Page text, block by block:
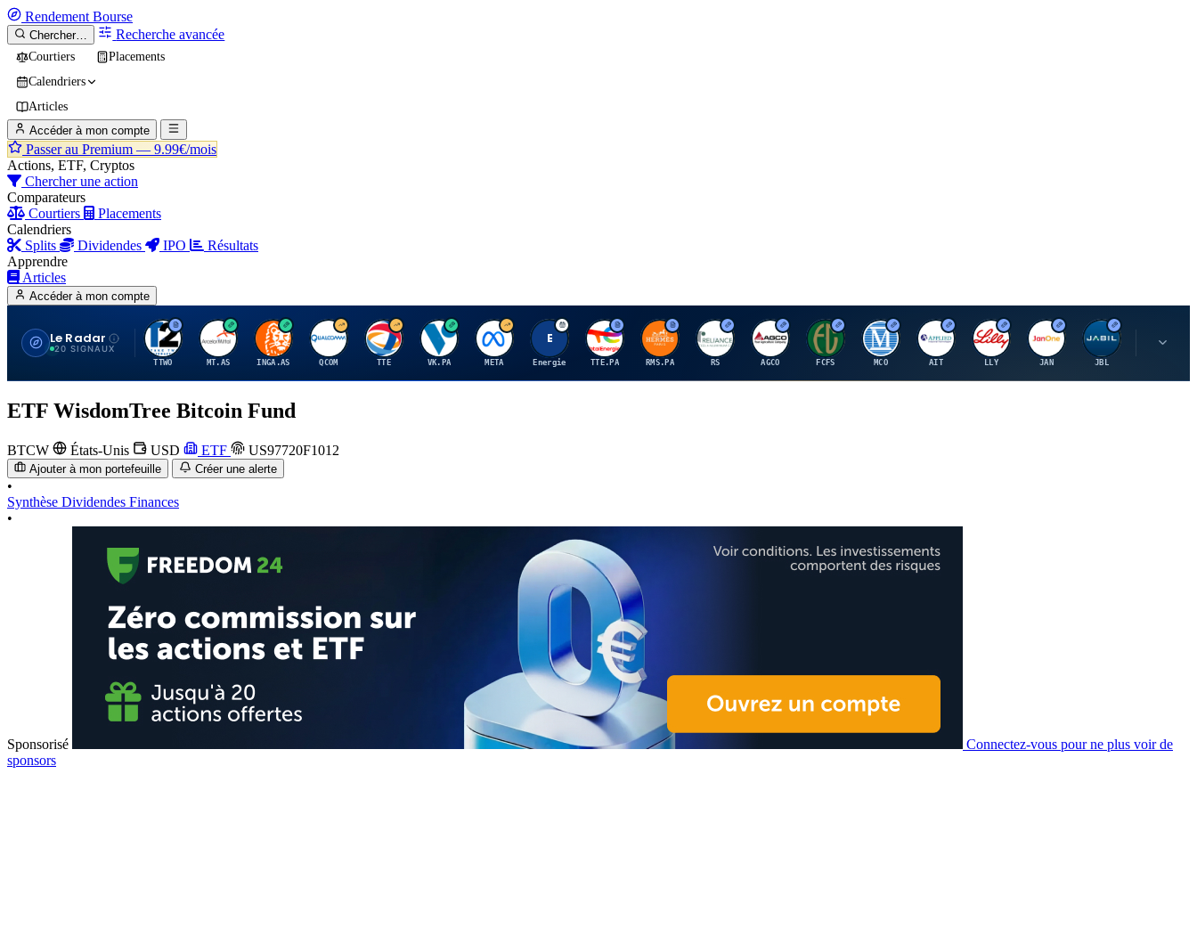
Rendement Bourse
Chercher… Recherche avancée
Courtiers
Placements
Calendriers
Articles
Accéder à mon compte
Passer au Premium — 9.99€/mois
Actions, ETF, Cryptos
Chercher une action
Comparateurs
Courtiers
Placements
Calendriers
Splits
Dividendes IPO
Résultats
Apprendre
Articles
Accéder à mon compte
Le Radar
20 SIGNAUX
T
TTWO
A
MT.AS
I
INGA.AS
Q
QCOM
T
TTE
V
VK.PA
M
META
E
Energie
T
TTE.PA
H
RMS.PA
R
RS
A
AGCO
F
FCFS
M
MCO
A
AIT
E
LLY
J
JAN
J
JBL
P
ETF WisdomTree Bitcoin Fund
BTCW États-Unis USD ETF US97720F1012
Ajouter à mon portefeuille Créer une alerte
•
Synthèse Dividendes Finances
•
Sponsorisé
Connectez-vous pour ne plus voir de
sponsors